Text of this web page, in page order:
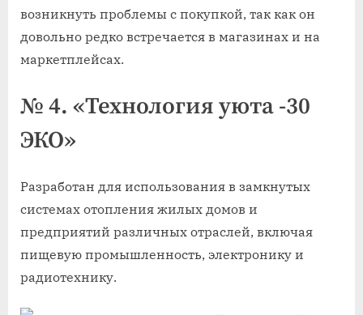
возникнуть проблемы с покупкой, так как он
довольно редко встречается в магазинах и на
маркетплейсах.
№ 4. «Технология уюта -30
ЭКО»
Разработан для использования в замкнутых
системах отопления жилых домов и
предприятий различных отраслей, включая
пищевую промышленность, электронику и
радиотехнику.